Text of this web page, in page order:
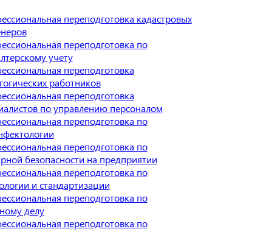
переподготовка кадастровых
переподготовка по
учету
переподготовка
работников
переподготовка
по управлению персоналом
переподготовка по
переподготовка по
безопасности на предприятии
переподготовка по
и стандартизации
переподготовка по
делу
переподготовка по